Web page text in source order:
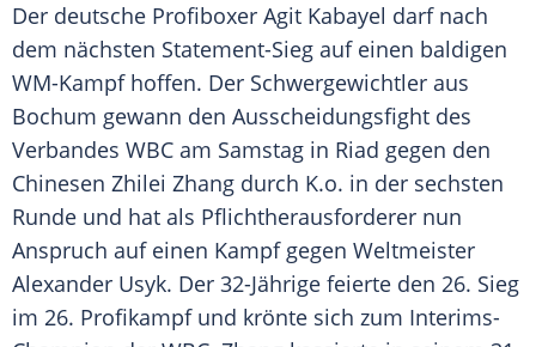
Der deutsche Profiboxer Agit Kabayel darf nach
dem nächsten Statement-Sieg auf einen baldigen
WM-Kampf hoffen. Der Schwergewichtler aus
Bochum gewann den Ausscheidungsfight des
Verbandes WBC am Samstag in Riad gegen den
Chinesen Zhilei Zhang durch K.o. in der sechsten
Runde und hat als Pflichtherausforderer nun
Anspruch auf einen Kampf gegen Weltmeister
Alexander Usyk. Der 32-Jährige feierte den 26. Sieg
im 26. Profikampfund krönte sich zum Interims-